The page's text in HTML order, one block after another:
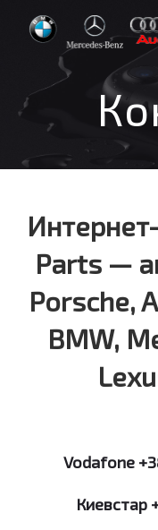
Parts —
Porsche,
BMW,
Vodafone
Киевстар